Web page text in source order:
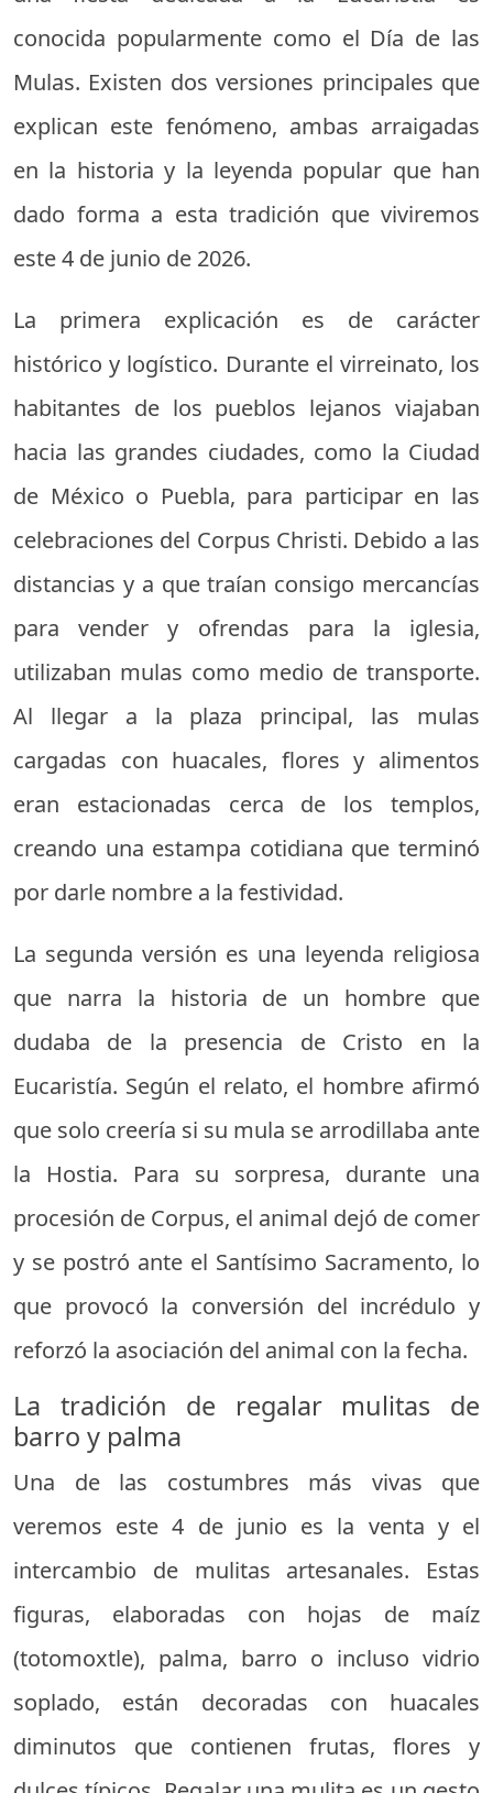
conocida popularmente como el Día de las
Mulas. Existen dos versiones principales que
explican este fenómeno, ambas arraigadas
en la historia y la leyenda popular que han
dado forma a esta tradición que viviremos
este 4 de junio de 2026.
La primera explicación es de carácter
histórico y logístico. Durante el virreinato, los
habitantes de los pueblos lejanos viajaban
hacia las grandes ciudades, como la Ciudad
de México o Puebla, para participar en las
celebraciones del Corpus Christi. Debido a las
distancias y a que traían consigo mercancías
para vender y ofrendas para la iglesia,
utilizaban mulas como medio de transporte.
Al llegar a la plaza principal, las mulas
cargadas con huacales, flores y alimentos
eran estacionadas cerca de los templos,
creando una estampa cotidiana que terminó
por darle nombre a la festividad.
La segunda versión es una leyenda religiosa
que narra la historia de un hombre que
dudaba de la presencia de Cristo en la
Eucaristía. Según el relato, el hombre afirmó
que solo creería si su mula se arrodillaba ante
la Hostia. Para su sorpresa, durante una
procesión de Corpus, el animal dejó de comer
y se postró ante el Santísimo Sacramento, lo
que provocó la conversión del incrédulo y
reforzó la asociación del animal con la fecha.
La tradición de regalar mulitas de
barro y palma
Una de las costumbres más vivas que
veremos este 4 de junio es la venta y el
intercambio de mulitas artesanales. Estas
figuras, elaboradas con hojas de maíz
(totomoxtle), palma, barro o incluso vidrio
soplado, están decoradas con huacales
diminutos que contienen frutas, flores y